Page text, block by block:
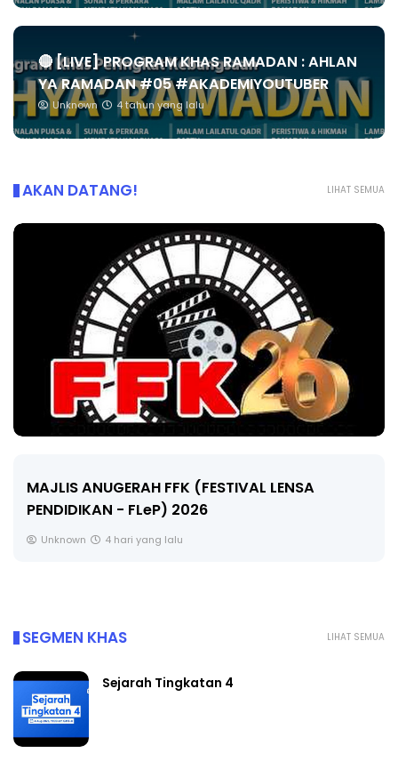
🔴 [LIVE] PROGRAM KHAS RAMADAN : AHLAN
YA RAMADAN #05 #AKADEMIYOUTUBER
Unknown 4 tahun yang lalu
LIHAT SEMUA
AKAN DATANG!
🔴 [LIVE] MATEMATIK SR, WANG TAHUN 6 OLEH
CIKGU ANITA #ALLINONE #141 #...
LIHAT SEMUA
SEGMEN KHAS
Sejarah Tingkatan 4